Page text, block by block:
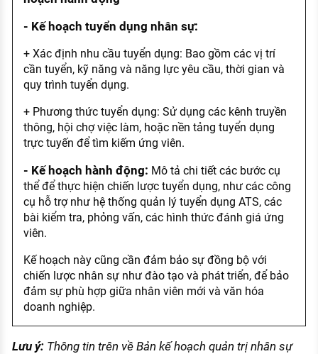
- Kế hoạch tuyển dụng nhân sự:
+ Xác định nhu cầu tuyển dụng: Bao gồm các vị trí
cần tuyển, kỹ năng và năng lực yêu cầu, thời gian và
quy trình tuyển dụng.
+ Phương thức tuyển dụng: Sử dụng các kênh truyền
thông, hội chợ việc làm, hoặc nền tảng tuyển dụng
trực tuyến để tìm kiếm ứng viên.
- Kế hoạch hành động: Mô tả chi tiết các bước cụ
thể để thực hiện chiến lược tuyển dụng, như các công
cụ hỗ trợ như hệ thống quản lý tuyển dụng ATS, các
bài kiểm tra, phỏng vấn, các hình thức đánh giá ứng
viên.
Kế hoạch này cũng cần đảm bảo sự đồng bộ với
chiến lược nhân sự như đào tạo và phát triển, để bảo
đảm sự phù hợp giữa nhân viên mới và văn hóa
doanh nghiệp.
Lưu ý: Thông tin trên về Bản kế hoạch quản trị nhân sự